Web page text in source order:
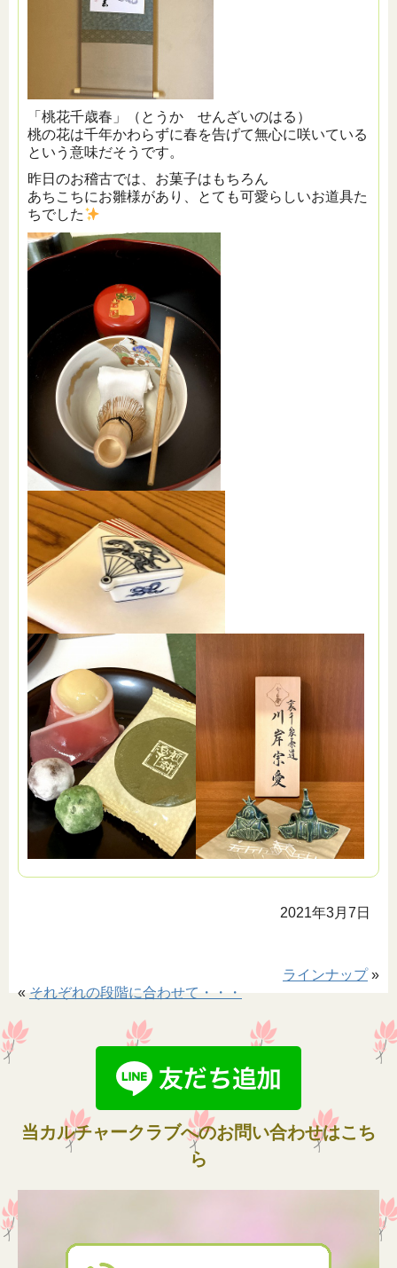
「桃花千歳春」（とうか せんざいのはる）
桃の花は千年かわらずに春を告げて無心に咲いている
という意味だそうです。
昨日のお稽古では、お菓子はもちろん
あちこちにお雛様があり、とても可愛らしいお道具た
ちでした
2021年3月7日
ラインナップ»
« それぞれの段階に合わせて・・・
当カルチャークラブへのお問い合わせはこち
ら